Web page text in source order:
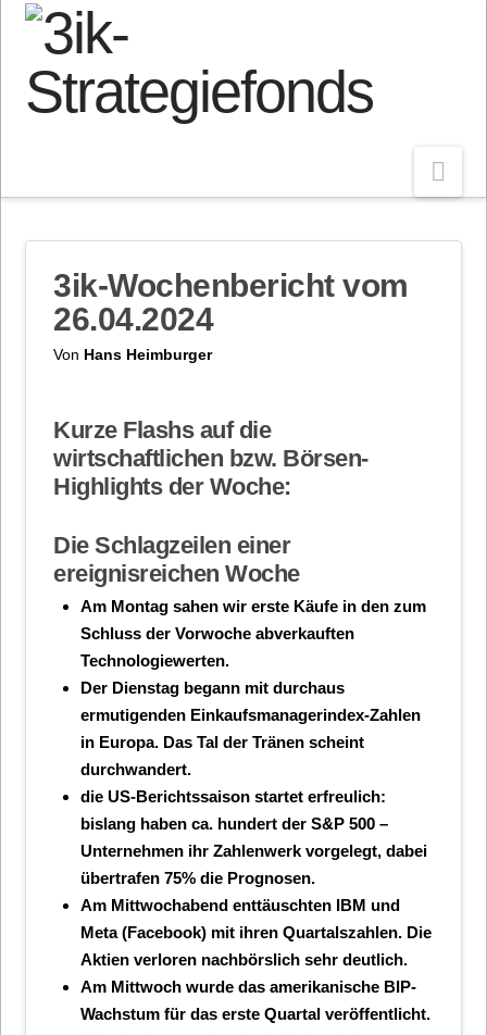
3ik-Wochenbericht vom
26.04.2024
Von Hans Heimburger
Kurze Flashs auf die
wirtschaftlichen bzw. Börsen-
Highlights der Woche:
Die Schlagzeilen einer
ereignisreichen Woche
Am Montag sahen wir erste Käufe in den zum
Schluss der Vorwoche abverkauften
Technologiewerten.
Der Dienstag begann mit durchaus
ermutigenden Einkaufsmanagerindex-Zahlen
in Europa. Das Tal der Tränen scheint
durchwandert.
die US-Berichtssaison startet erfreulich:
bislang haben ca. hundert der S&P 500 –
Unternehmen ihr Zahlenwerk vorgelegt, dabei
übertrafen 75% die Prognosen.
Am Mittwochabend enttäuschten IBM und
Meta (Facebook) mit ihren Quartalszahlen. Die
Aktien verloren nachbörslich sehr deutlich.
Am Mittwoch wurde das amerikanische BIP-
Wachstum für das erste Quartal veröffentlicht.